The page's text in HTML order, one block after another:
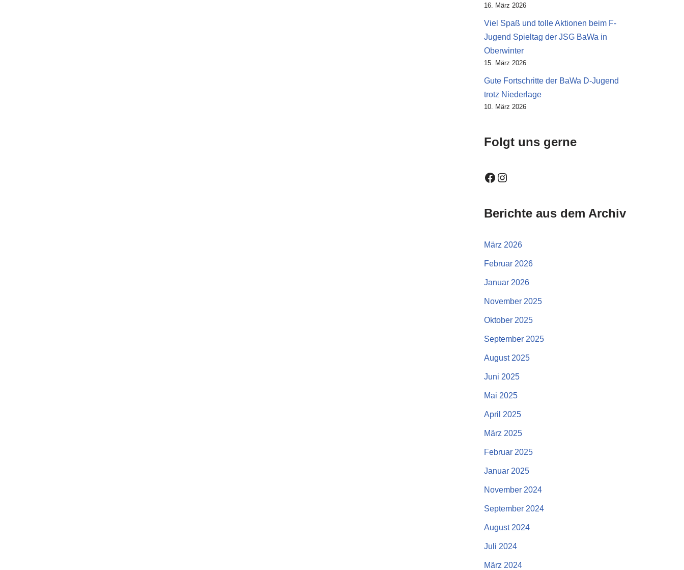
16. März 2026
Viel Spaß und tolle Aktionen beim F-
Jugend Spieltag der JSG BaWa in
Oberwinter
15. März 2026
Gute Fortschritte der BaWa D-Jugend
trotz Niederlage
10. März 2026
Folgt uns gerne
Berichte aus dem Archiv
März 2026
Februar 2026
Januar 2026
November 2025
Oktober 2025
September 2025
August 2025
Juni 2025
Mai 2025
April 2025
März 2025
Februar 2025
Januar 2025
November 2024
September 2024
August 2024
Juli 2024
März 2024